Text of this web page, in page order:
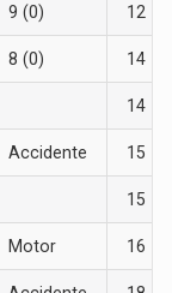
9 (0) 12
8 (0) 14
14
Accidente 15
15
Motor 16